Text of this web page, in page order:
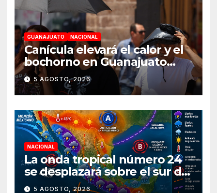
GUANAJUATO NACIONAL
Canícula elevará el calor y el
bochorno en Guanajuato
durante agosto
5 AGOSTO, 2026
NACIONAL
La onda tropical número 24
se desplazará sobre el sur del
territorio nacional
5 AGOSTO, 2026